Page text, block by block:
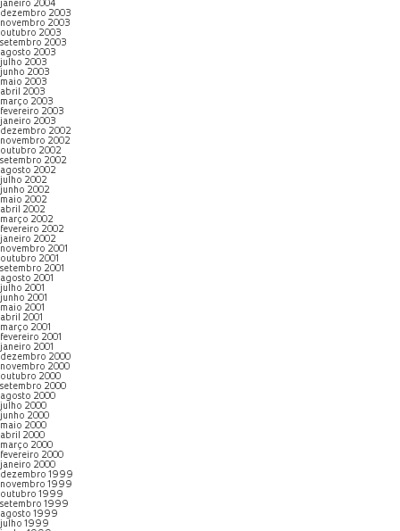
janeiro 2004
dezembro 2003
novembro 2003
outubro 2003
setembro 2003
agosto 2003
julho 2003
junho 2003
maio 2003
abril 2003
março 2003
fevereiro 2003
janeiro 2003
dezembro 2002
novembro 2002
outubro 2002
setembro 2002
agosto 2002
julho 2002
junho 2002
maio 2002
abril 2002
março 2002
fevereiro 2002
janeiro 2002
novembro 2001
outubro 2001
setembro 2001
agosto 2001
julho 2001
junho 2001
maio 2001
abril 2001
março 2001
fevereiro 2001
janeiro 2001
dezembro 2000
novembro 2000
outubro 2000
setembro 2000
agosto 2000
julho 2000
junho 2000
maio 2000
abril 2000
março 2000
fevereiro 2000
janeiro 2000
dezembro 1999
novembro 1999
outubro 1999
setembro 1999
agosto 1999
julho 1999